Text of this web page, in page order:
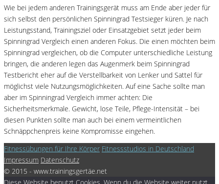
Wie bei jedem anderen Trainingsgerät muss am Ende aber jeder für
sich selbst den persönlichen Spinningrad Testsieger küren. Je nach
Leistungsstand, Trainingsziel oder Einsatzgebiet setzt jeder beim
Spinningrad Vergleich einen anderen Fokus. Die einen möchten beim
Spinningrad vergleichen, ob die Computer unterschiedliche Leistung
bringen, die anderen legen das Augenmerk beim Spinningrad
Testbericht eher auf die Verstellbarkeit von Lenker und Sattel für
möglichst viele Nutzungsmöglichkeiten. Auf eine Sache sollte man
aber im Spinningrad Vergleich immer achten: Die
Sicherheitsmerkmale. Gewicht, lose Teile, Pflege-Intensität – bei
diesen Punkten sollte man auch bei einem vermeintlichen
Schnäppchenpreis keine Kompromisse eingehen.
Fitnessübungen für Ihre Körper Fitnessstudios in Deutschland
Impressum Datenschutz
© 2015 - www.trainingsgertäe.net